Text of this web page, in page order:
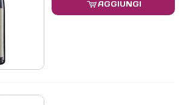
AGGIUNGI